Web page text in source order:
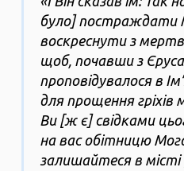
було] постраждати
воскреснути з
щоб, почавши з
проповідувалося в
для прощення гріхів
Ви [ж є] свідками
на вас обітницю
залишайтеся в